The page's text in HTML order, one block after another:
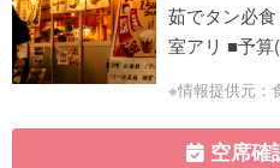
茹でタン必
室アリ ■予算
※情報提供元：
空席確